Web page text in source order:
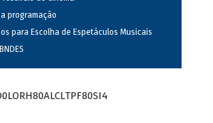
programação
para Escolha de Espetáculos Musicais